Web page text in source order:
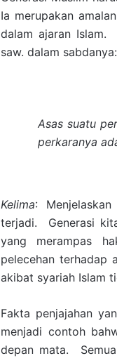
Ia merupakan
dalam ajaran Islam.
saw. dalam sabdanya:
Asas suatu
perkaranya
Kelima:
terjadi. Generasi
yang merampas
pelecehan terhadap
akibat syariah Islam
Fakta penjajahan
menjadi contoh
depan mata.